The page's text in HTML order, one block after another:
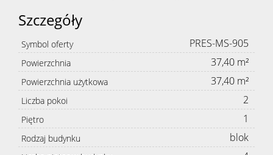
Szczegóły
Symbol oferty PRES-MS-905
Powierzchnia 37,40 m²
Powierzchnia użytkowa 37,40 m²
Liczba pokoi 2
Piętro 1
Rodzaj budynku blok